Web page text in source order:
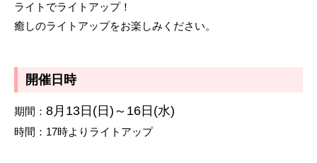
ライトでライトアップ！
癒しのライトアップをお楽しみください。
開催日時
期間： 8月13日(日)～16日(水)
時間：17時よりライトアップ